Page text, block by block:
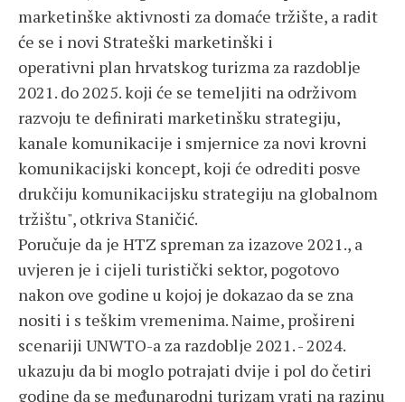
marketinške aktivnosti za domaće tržište, a radit
će se i novi Strateški marketinški i
operativni plan hrvatskog turizma za razdoblje
2021. do 2025. koji će se temeljiti na održivom
razvoju te definirati marketinšku strategiju,
kanale komunikacije i smjernice za novi krovni
komunikacijski koncept, koji će odrediti posve
drukčiju komunikacijsku strategiju na globalnom
tržištu", otkriva Staničić.
Poručuje da je HTZ spreman za izazove 2021., a
uvjeren je i cijeli turistički sektor, pogotovo
nakon ove godine u kojoj je dokazao da se zna
nositi i s teškim vremenima. Naime, prošireni
scenariji UNWTO-a za razdoblje 2021. - 2024.
ukazuju da bi moglo potrajati dvije i pol do četiri
godine da se međunarodni turizam vrati na razinu